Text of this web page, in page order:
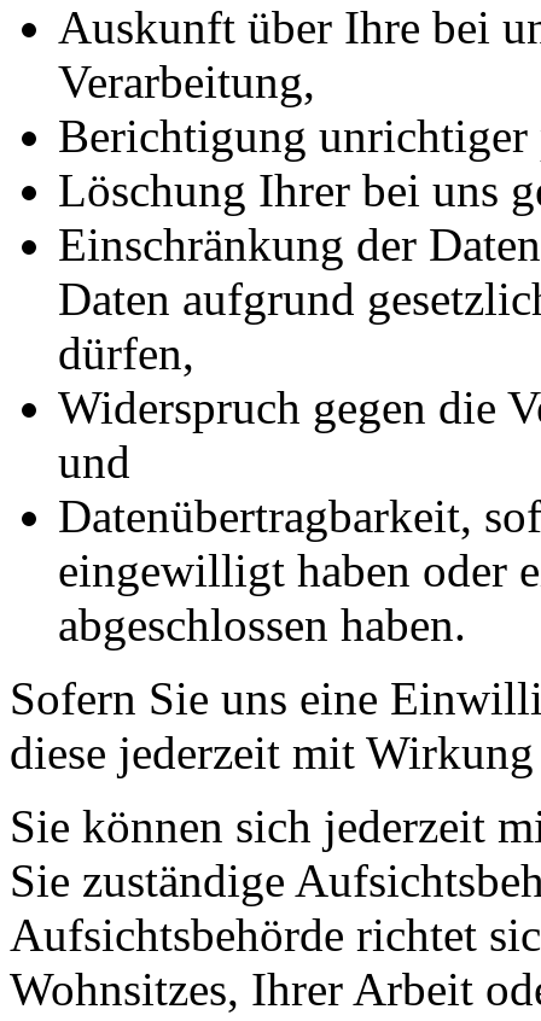
Auskunft über Ihre bei
Verarbeitung,
Berichtigung unrichtiger
Löschung Ihrer bei uns
Einschränkung der
Daten aufgrund
dürfen,
Widerspruch gegen die
und
Datenübertragbarkeit,
eingewilligt haben oder
abgeschlossen haben.
Sofern Sie uns eine
diese jederzeit mit
Sie können sich jederzeit
Sie zuständige
Aufsichtsbehörde richtet
Wohnsitzes, Ihrer Arbeit